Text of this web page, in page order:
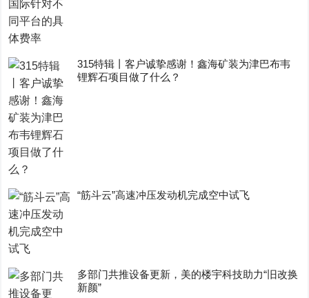
315特辑丨客户诚挚感谢！鑫海矿装为津巴布韦
锂辉石项目做了什么？
“筋斗云”高速冲压发动机完成空中试飞
多部门共推设备更新，美的楼宇科技助力“旧改换
新颜”